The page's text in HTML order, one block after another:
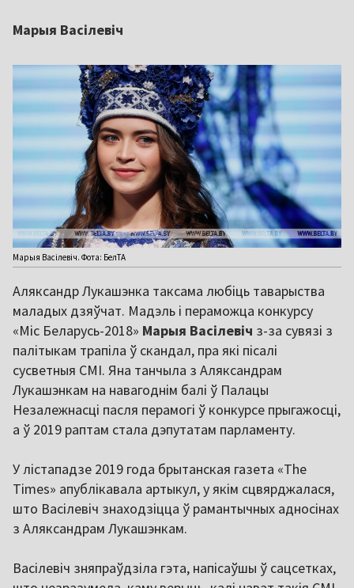
Марыя Васілевіч
Марыя Васілевіч. Фота: БелТА
Аляксандр Лукашэнка таксама любіць таварыства
маладых дзяўчат. Мадэль і пераможца конкурсу
«Міс Беларусь-2018» Марыя Васілевіч з-за сувязі з
палітыкам трапіла ў скандал, пра які пісалі
сусветныя СМІ. Яна танчыла з Аляксандрам
Лукашэнкам на навагоднім балі ў Палацы
Незалежнасці пасля перамогі ў конкурсе прыгажосці,
а ў 2019 раптам стала дэпутатам парламенту.
У лістападзе 2019 года брытанская газета «The
Times» апублікавала артыкул, у якім сцвярджалася,
што Васілевіч знаходзіцца ў рамантычных адносінах
з Аляксандрам Лукашэнкам.
Васілевіч зняпраўдзіла гэта, напісаўшы ў сацсетках,